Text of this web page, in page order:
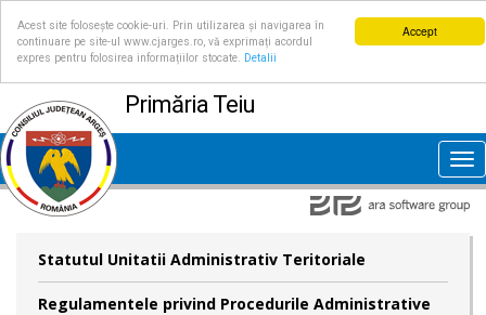
Accept
Acest site folosește cookie-uri. Prin utilizarea și navigarea în
continuare pe site-ul www.cjarges.ro, vă exprimați acordul
expres pentru folosirea informațiilor stocate.
Detalii
Primăria Teiu
Statutul Unitatii Administrativ Teritoriale
Regulamentele privind Procedurile Administrative